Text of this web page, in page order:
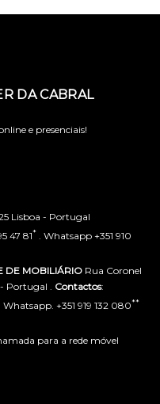
DA CABRAL
e presenciais!
Lisboa - Portugal
47 81* . Whatsapp +351 910
DE MOBILIÁRIO Rua Coronel
Portugal . Contactos:
. Whatsapp. +351 919 132 080**
para a rede móvel